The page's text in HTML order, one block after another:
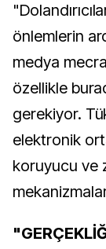
önlemlerin
medya
özellikle
gerekiyor.
elektronik
koruyucu ve